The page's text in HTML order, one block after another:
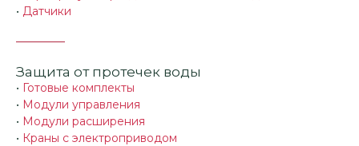
• Датчики
Защита от протечек воды
• Готовые комплекты
• Модули управления
• Модули расширения
• Краны с электроприводом